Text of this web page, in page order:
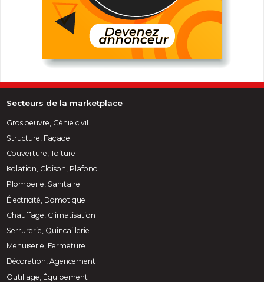
Secteurs de la marketplace
Gros oeuvre, Génie civil
Structure, Façade
Couverture, Toiture
Isolation, Cloison, Plafond
Plomberie, Sanitaire
Électricité, Domotique
Chauffage, Climatisation
Serrurerie, Quincaillerie
Menuiserie, Fermeture
Décoration, Agencement
Outillage, Équipement